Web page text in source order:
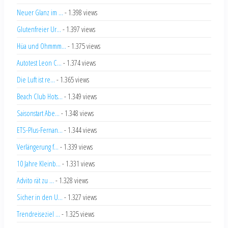
Neuer Glanz im ... - 1.398 views
Glutenfreier Ur... - 1.397 views
Hüa und Ohmmm... - 1.375 views
Autotest Leon C... - 1.374 views
Die Luft ist re... - 1.365 views
Beach Club Hots... - 1.349 views
Saisonstart Abe... - 1.348 views
ETS-Plus-Fernan... - 1.344 views
Verlängerung f... - 1.339 views
10 Jahre Kleinb... - 1.331 views
Advito rät zu ... - 1.328 views
Sicher in den U... - 1.327 views
Trendreiseziel ... - 1.325 views